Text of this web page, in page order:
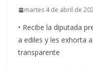
martes 4 de abril de
• Recibe la diputada
a ediles y les exhorta
transparente